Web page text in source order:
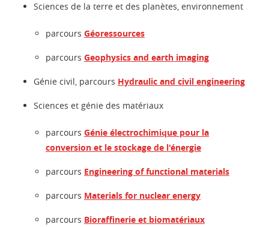
Sciences de la terre et des planètes, environnement
parcours Géoressources
parcours Geophysics and earth imaging
Génie civil, parcours Hydraulic and civil engineering
Sciences et génie des matériaux
parcours Génie électrochimique pour la
conversion et le stockage de l'énergie
parcours Engineering of functional materials
parcours Materials for nuclear energy
parcours Bioraffinerie et biomatériaux